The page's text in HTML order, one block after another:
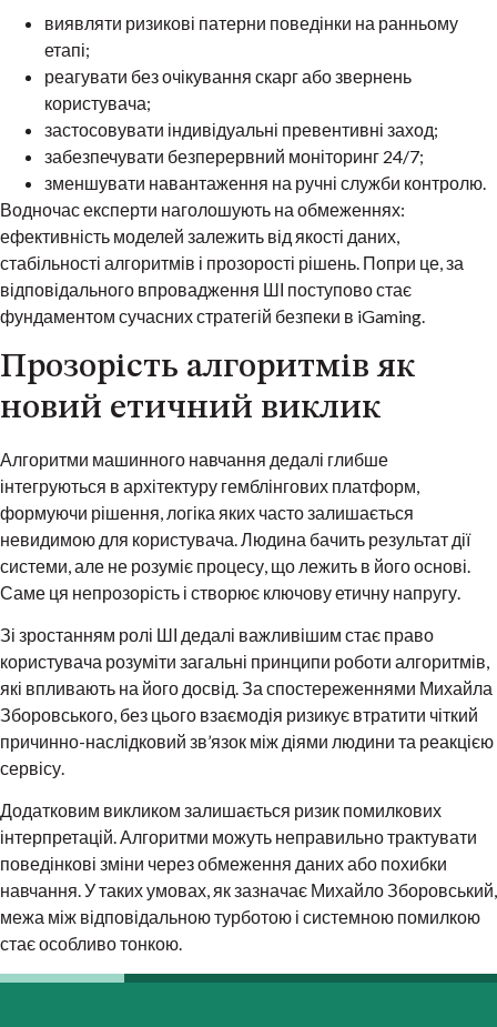
виявляти ризикові патерни поведінки на ранньому
етапі;
реагувати без очікування скарг або звернень
користувача;
застосовувати індивідуальні превентивні заход;
забезпечувати безперервний моніторинг 24/7;
зменшувати навантаження на ручні служби контролю.
Водночас експерти наголошують на обмеженнях:
ефективність моделей залежить від якості даних,
стабільності алгоритмів і прозорості рішень. Попри це, за
відповідального впровадження ШІ поступово стає
фундаментом сучасних стратегій безпеки в iGaming.
Прозорість алгоритмів як
новий етичний виклик
Алгоритми машинного навчання дедалі глибше
інтегруються в архітектуру гемблінгових платформ,
формуючи рішення, логіка яких часто залишається
невидимою для користувача. Людина бачить результат дії
системи, але не розуміє процесу, що лежить в його основі.
Саме ця непрозорість і створює ключову етичну напругу.
Зі зростанням ролі ШІ дедалі важливішим стає право
користувача розуміти загальні принципи роботи алгоритмів,
які впливають на його досвід. За спостереженнями Михайла
Зборовського, без цього взаємодія ризикує втратити чіткий
причинно-наслідковий зв’язок між діями людини та реакцією
сервісу.
Додатковим викликом залишається ризик помилкових
інтерпретацій. Алгоритми можуть неправильно трактувати
поведінкові зміни через обмеження даних або похибки
навчання. У таких умовах, як зазначає Михайло Зборовський,
межа між відповідальною турботою і системною помилкою
стає особливо тонкою.